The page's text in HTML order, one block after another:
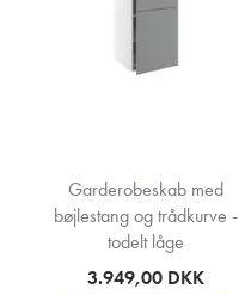
Garderobeskab med
bøjlestang og trådkurve -
todelt låge
3.949,00 DKK